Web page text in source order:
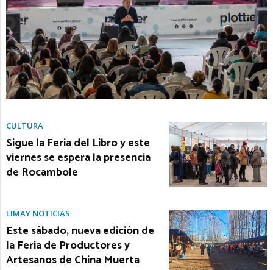
CULTURA
Sigue la Feria del Libro y este
viernes se espera la presencia
de Rocambole
LIMAY NOTICIAS
Este sábado, nueva edición de
la Feria de Productores y
Artesanos de China Muerta